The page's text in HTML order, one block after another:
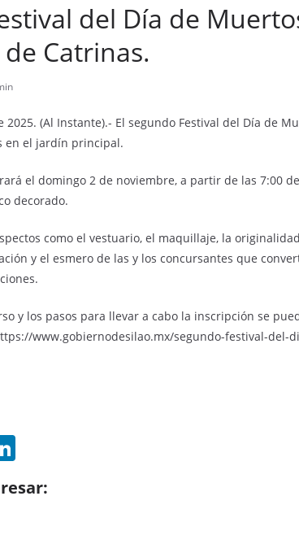
del Día de
Catrinas.
2025. (Al Instante).- El segundo Festival del Día de
en el jardín principal.
el domingo 2 de noviembre, a partir de las 7:00
decorado.
como el vestuario, el maquillaje, la
y el esmero de las y los concursantes que
y los pasos para llevar a cabo la inscripción se
www.gobiernodesilao.mx/segundo-festival-del-
k